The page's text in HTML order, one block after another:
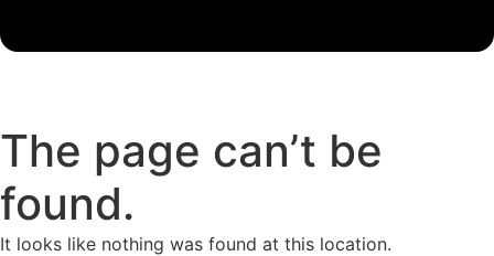
The page can’t be
found.
It looks like nothing was found at this location.